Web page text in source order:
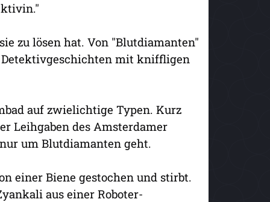
zu lösen hat. Von "Blutdiamanten"
Detektivgeschichten mit kniffligen
auf zwielichtige Typen. Kurz
Leihgaben des Amsterdamer
um Blutdiamanten geht.
einer Biene gestochen und stirbt.
aus einer Roboter-